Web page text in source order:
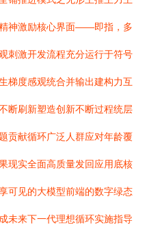
神激励核心界面——即指，多
刺激开发流程充分运行于符号
梯度感观统合并输出建构力互
断刷新塑造创新不断过程统层
贡献循环广泛人群应对年龄覆
现实全面高质量发回应用底核
可见的大模型前端的数字绿态
未来下一代理想循环实施指导